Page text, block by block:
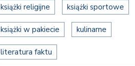
książki religijne książki sportowe
książki w pakiecie kulinarne
literatura faktu